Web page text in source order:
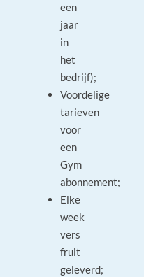
een
jaar
in
het
bedrijf);
Voordelige
tarieven
voor
een
Gym
abonnement;
Elke
week
vers
fruit
geleverd;